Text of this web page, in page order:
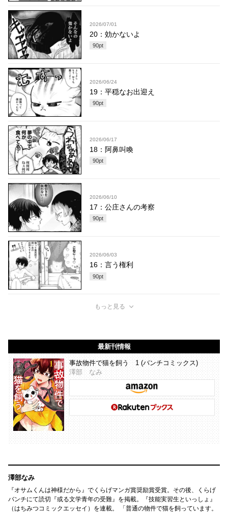
2026/07/01
20：効かないよ
90pt
2026/06/24
19：平穏なお出迎え
90pt
2026/06/17
18：阿鼻叫喚
90pt
2026/06/10
17：公庄さんの考察
90pt
2026/06/03
16：言う権利
90pt
もっと見る
最新刊情報
事故物件で猫を飼う 1 (バンチコミックス)
澤部 なみ
澤部なみ
『オサムくんは神様だから』でくらげマンガ賞奨励賞受賞。その後、くらげ
バンチにて読切『或る文学青年の受難』を掲載。『技能実習生といっしょ』
（はちみつコミックエッセイ）を連載。 「普通の物件で猫を飼っています。